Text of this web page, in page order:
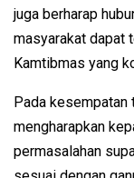
juga berharap
masyarakat dapat
Kamtibmas yang
Pada kesempatan
mengharapkan
permasalahan